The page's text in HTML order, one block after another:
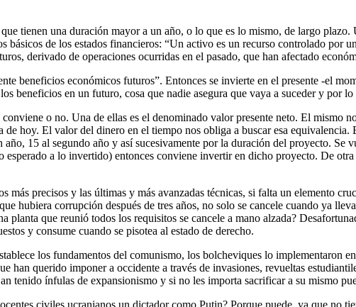
tienen una duración mayor a un año, o lo que es lo mismo, de largo
básicos de los estados financieros: “Un activo es un recurso controlado por
derivado de operaciones ocurridas en el pasado, que han afectado
beneficios económicos futuros”. Entonces se invierte en el presente -el
beneficios en un futuro, cosa que nadie asegura que vaya a suceder y por
o no. Una de ellas es el denominado valor presente neto. El mismo
hoy. El valor del dinero en el tiempo nos obliga a buscar esa
15 al segundo año y así sucesivamente por la duración del proyecto. Se
a lo invertido) entonces conviene invertir en dicho proyecto. De
más precisos y las últimas y más avanzadas técnicas, si falta un elemento
hubiera corrupción después de tres años, no solo se cancele cuando ya
planta que reunió todos los requisitos se cancele a mano alzada?
y consume cuando se pisotea al estado de derecho.
los fundamentos del comunismo, los bolcheviques lo implementaron
han querido imponer a occidente a través de invasiones, revueltas
tenido ínfulas de expansionismo y si no les importa sacrificar a su mismo